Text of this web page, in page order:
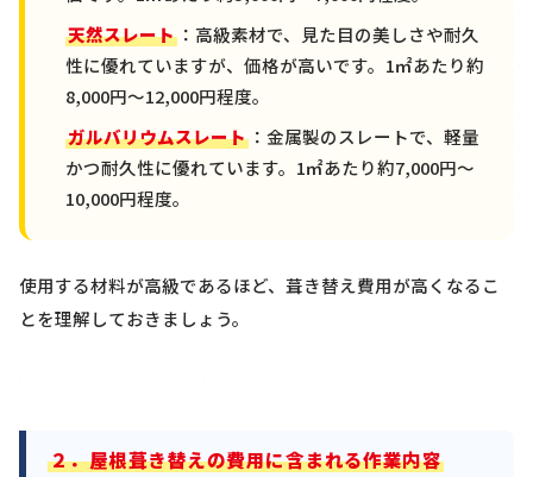
天然スレート ：高級素材で、見た目の美しさや耐久
性に優れていますが、価格が高いです。 1㎡あたり約
8,000円〜12,000円程度。
ガルバリウムスレート ：金属製のスレートで、軽量
かつ耐久性に優れています。 1㎡あたり約7,000円〜
10,000円程度。
使用する材料が高級であるほど、葺き替え費用が高くなるこ
とを理解しておきましょう。
２．屋根葺き替えの費用に含まれる作業内容